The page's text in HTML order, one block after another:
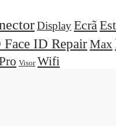
DisplayEcrã
Face ID RepairMax
Visor Wifi